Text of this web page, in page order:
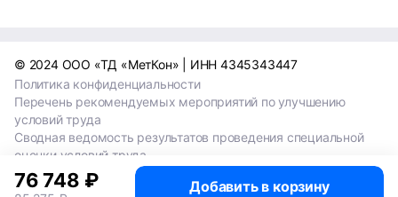
76 748 ₽ Добавить в корзину
© 2024 ООО «ТД «МетКон» | ИНН 4345343447
Политика конфиденциальности
Перечень рекомендуемых мероприятий по улучшению
условий труда
Сводная ведомость результатов проведения специальной
оценки условий труда
Сводная ведомость результатов проведения специальной
оценки условий труда 2024